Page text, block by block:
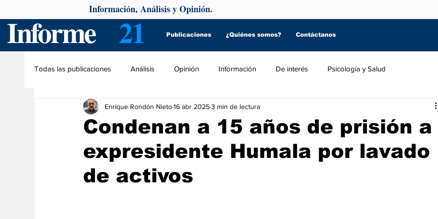
Informe 21 Publicaciones ¿Quiénes somos? Contáctanos
Información, Análisis y Opinión.
Todas las publicaciones Análisis Opinión Información De interés Psicología y Salud
Condenan a 15 años de prisión a
expresidente Humala por lavado
de activos
Enrique Rondón Nieto16 abr 20253 min de lectura